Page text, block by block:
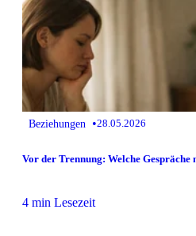
Beziehungen •28.05.2026
Vor der Trennung: Welche Gespräche
4 min Lesezeit